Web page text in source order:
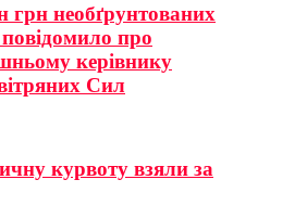
необґрунтованих
про
керівнику
Сил
курвоту взяли за